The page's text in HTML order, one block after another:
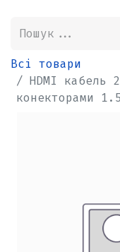
Всі товари
HDMI кабель
конекторами